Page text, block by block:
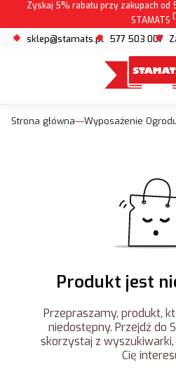
Zyskaj 5% rabatu przy zakupach od
STAMATS
sklep@stamats.pl 577 503 007
Strona główna Wyposażenie
Produkt jest
Przepraszamy, produkt,
niedostępny. Przejdź do
skorzystaj z
Cię